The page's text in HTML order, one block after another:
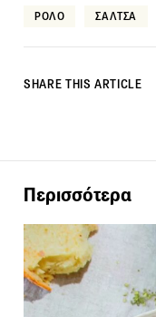
ΡΟΛΟ ΣΑΛΤΣΑ
SHARE THIS ARTICLE
Περισσότερα